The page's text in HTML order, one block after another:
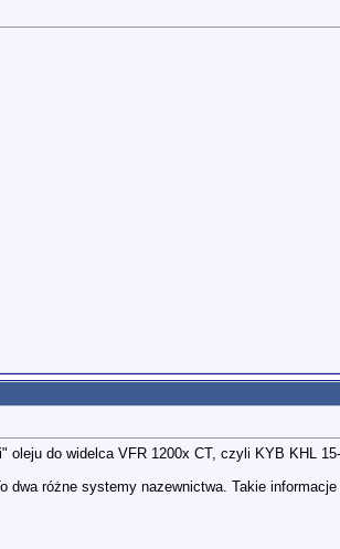
do widelca VFR 1200x CT, czyli KYB KHL
dwa różne systemy nazewnictwa. Takie